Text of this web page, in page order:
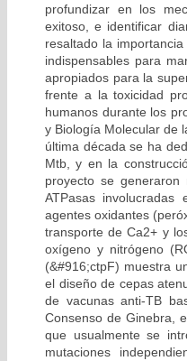
profundizar en los
exitoso, e identificar
resaltado la
indispensables para
apropiados para la
frente a la toxicidad
humanos durante los
y Biología Molecular de
última década se ha
Mtb, y en la
proyecto se
ATPasas
agentes oxidantes
transporte de Ca2+ y
oxígeno y nitrógeno
(&#916;ctpF) muestra
el diseño de cepas
de vacunas anti-TB
Consenso de Ginebra,
que usualmente se
mutaciones